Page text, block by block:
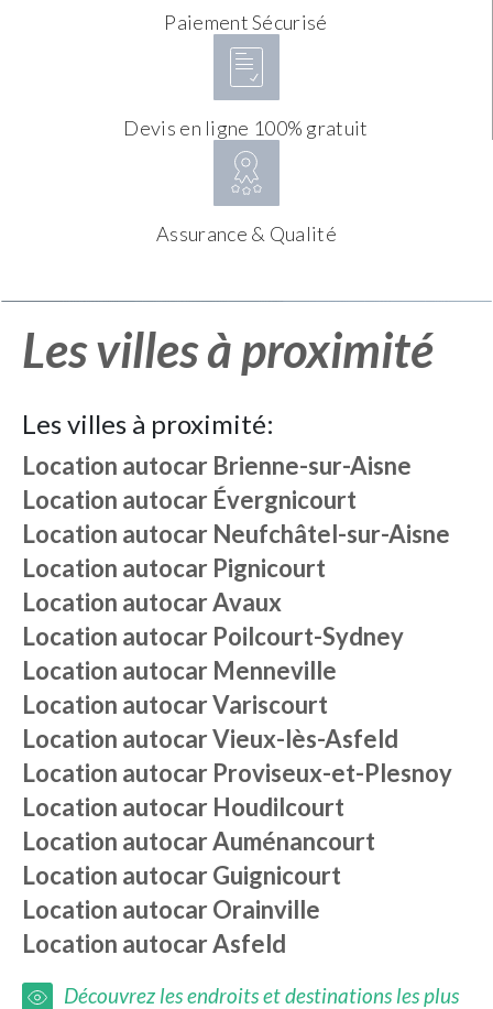
Paiement Sécurisé
Devis en ligne 100% gratuit
Assurance & Qualité
Les villes à proximité
Les villes à proximité:
Location autocar Brienne-sur-Aisne
Location autocar Évergnicourt
Location autocar Neufchâtel-sur-Aisne
Location autocar Pignicourt
Location autocarAvaux
Location autocar Poilcourt-Sydney
Location autocar Menneville
Location autocarVariscourt
Location autocarVieux-lès-Asfeld
Location autocar Proviseux-et-Plesnoy
Location autocar Houdilcourt
Location autocarAuménancourt
Location autocarGuignicourt
Location autocarOrainville
Location autocarAsfeld
Découvrez les endroits et destinations les plus